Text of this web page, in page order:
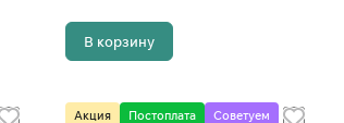
В корзину
Акция Постоплата Советуем